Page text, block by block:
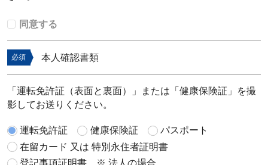
同意する
必須 本人確認書類
「運転免許証（表面と裏面）」または「健康保険証」を撮
影してお送りください。
運転免許証 健康保険証
パスポート
在留カード 又は 特別永住者証明書